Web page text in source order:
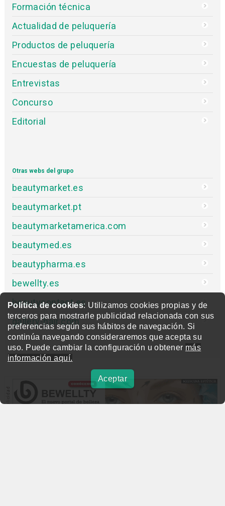
Política de cookies: Utilizamos cookies propias y de
terceros para mostrarle publicidad relacionada con sus
preferencias según sus hábitos de navegación. Si
continúa navegando consideraremos que acepta su
uso. Puede cambiar la configuración u obtener más
información aquí.
Aceptar
Formación técnica
Actualidad de peluquería
Productos de peluquería
Encuestas de peluquería
Entrevistas
Concurso
Editorial
Otras webs del grupo
beautymarket.es
beautymarket.pt
beautymarketamerica.com
beautymed.es
beautypharma.es
bewellty.es
beautycontact.es
gallery-hair.com